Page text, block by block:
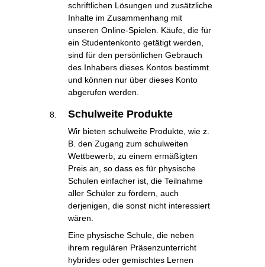
schriftlichen Lösungen und zusätzliche
Inhalte im Zusammenhang mit
unseren Online-Spielen. Käufe, die für
ein Studentenkonto getätigt werden,
sind für den persönlichen Gebrauch
des Inhabers dieses Kontos bestimmt
und können nur über dieses Konto
abgerufen werden.
Schulweite Produkte
Wir bieten schulweite Produkte, wie z.
B. den Zugang zum schulweiten
Wettbewerb, zu einem ermäßigten
Preis an, so dass es für physische
Schulen einfacher ist, die Teilnahme
aller Schüler zu fördern, auch
derjenigen, die sonst nicht interessiert
wären.
Eine physische Schule, die neben
ihrem regulären Präsenzunterricht
hybrides oder gemischtes Lernen